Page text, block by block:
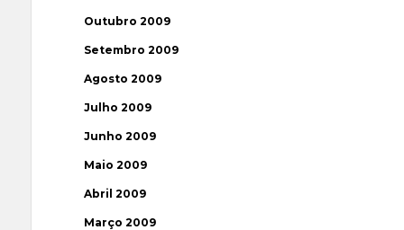
Outubro 2009
Setembro 2009
Agosto 2009
Julho 2009
Junho 2009
Maio 2009
Abril 2009
Março 2009